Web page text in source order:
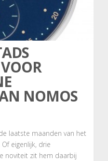
NOMOS
laatste maanden van het
eigenlijk, drie
noviteit zit hem daarbij